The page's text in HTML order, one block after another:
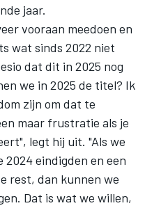
jaar.
vooraan meedoen en
wat sinds 2022 niet
dat dit in 2025 nog
we in 2025 de titel? Ik
zijn om dat te
maar frustratie als je
legt hij uit. "Als we
eindigden en een
rest, dan kunnen we
Dat is wat we willen,